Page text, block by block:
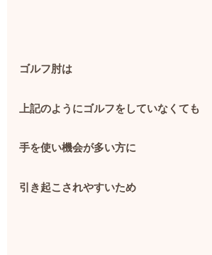
ゴルフ肘は
上記のようにゴルフをしていなくても
手を使い機会が多い方に
引き起こされやすいため